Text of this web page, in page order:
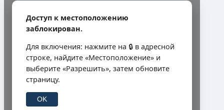
Доступ к местоположению
заблокирован.
Для включения: нажмите на 🔒 в адресной
строке, найдите «Местоположение» и
выберите «Разрешить», затем обновите
страницу.
OK